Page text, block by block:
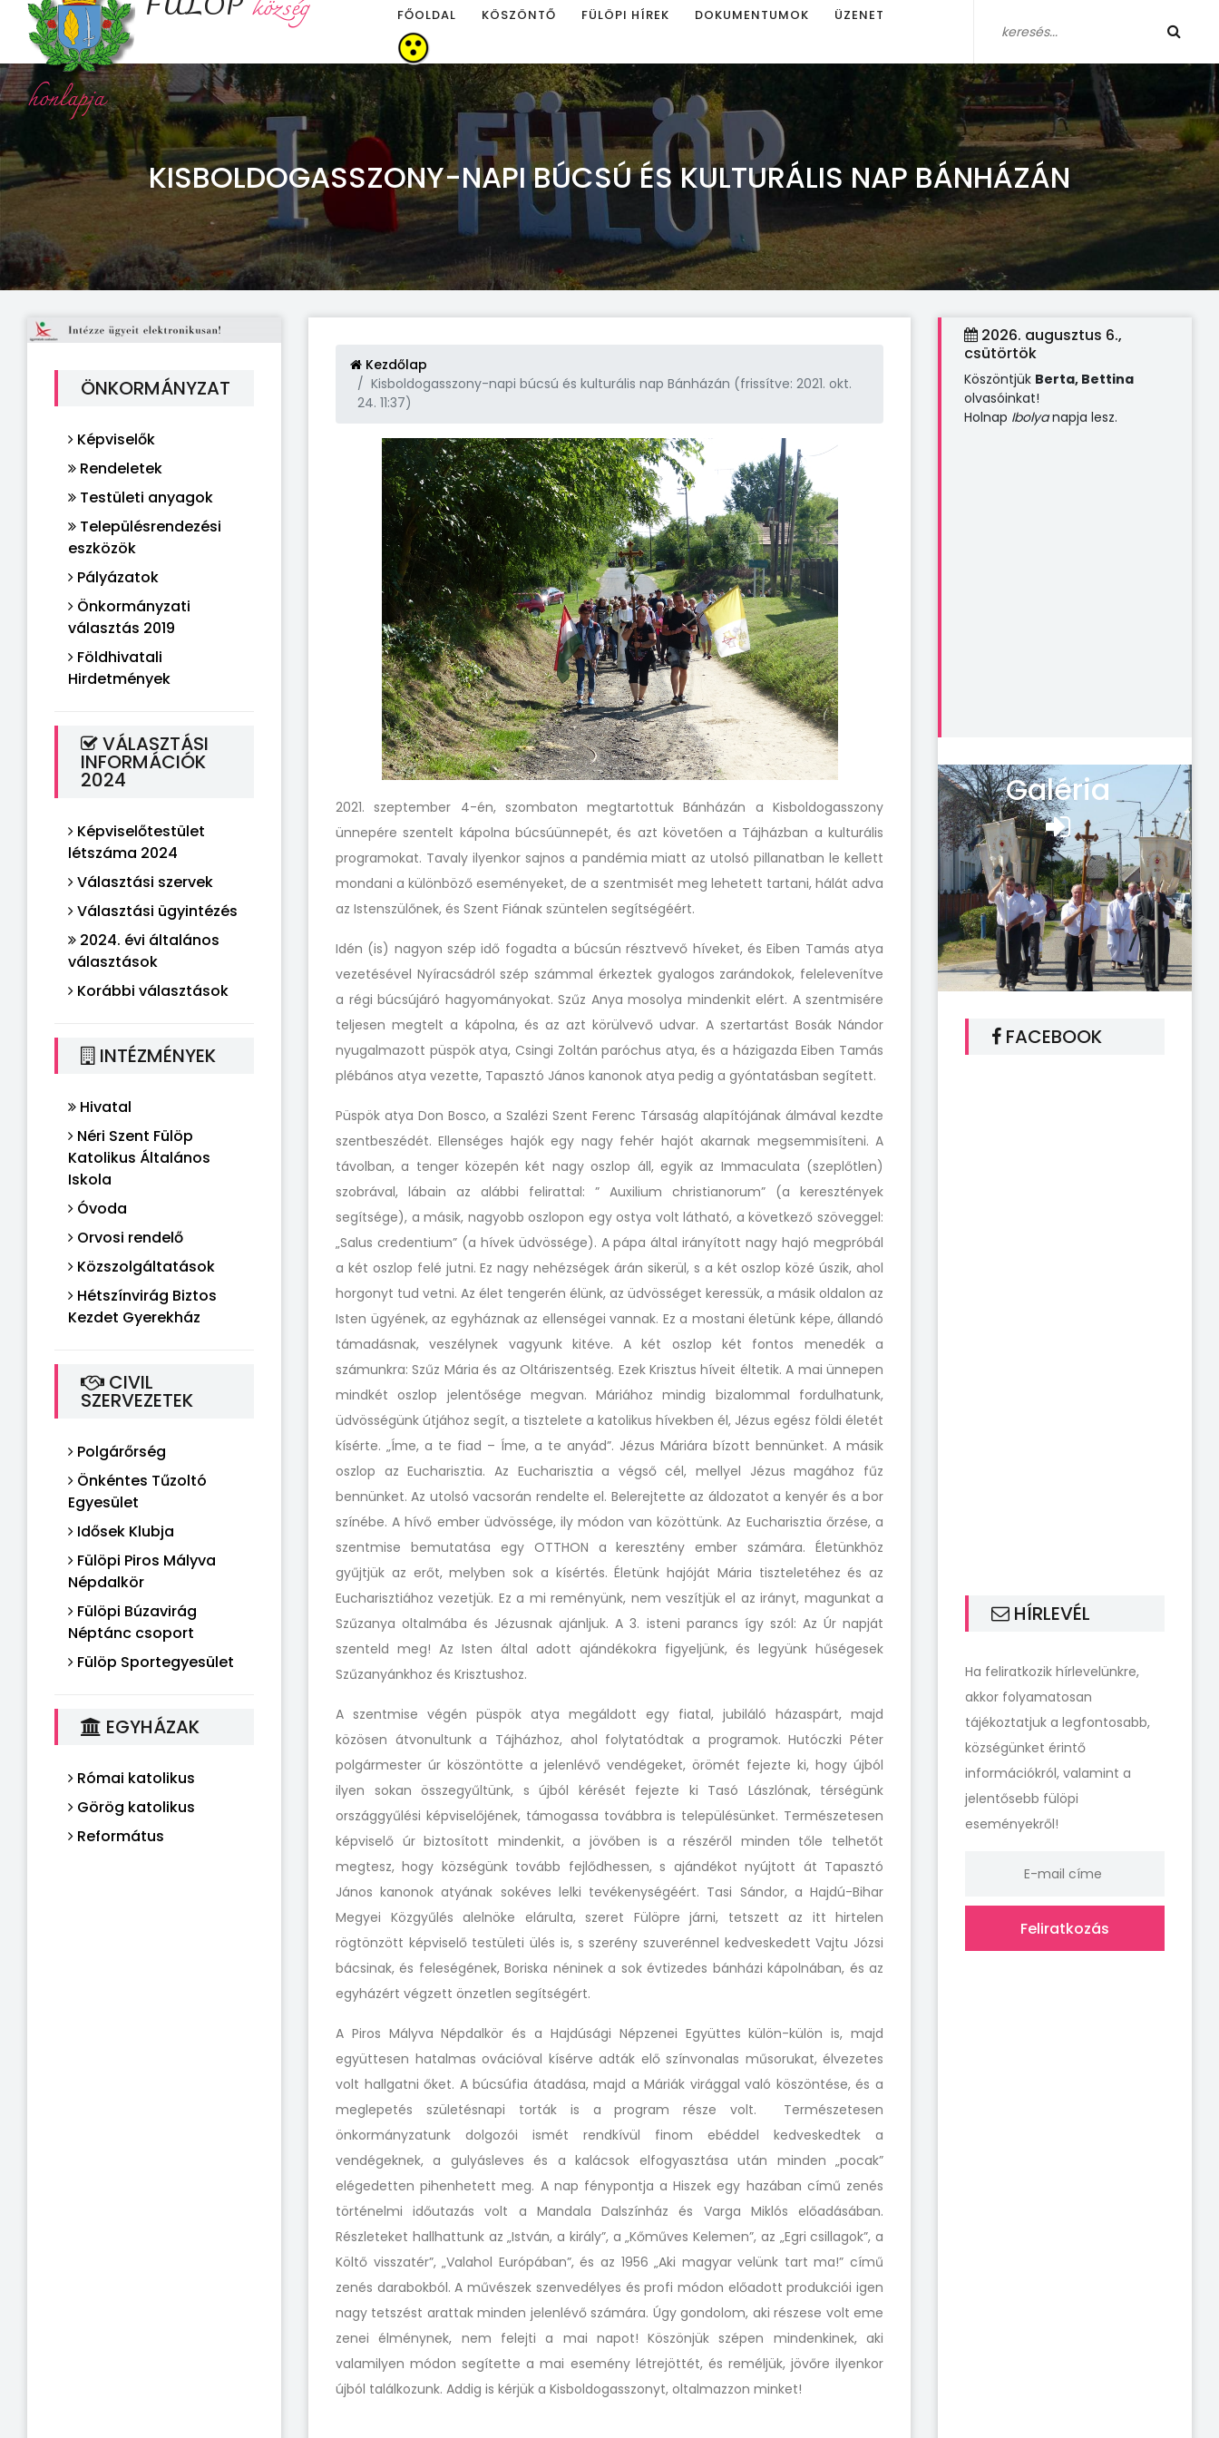
község
honlapja
FŐOLDAL KÖSZÖNTŐ FÜLÖPI HÍREK DOKUMENTUMOK ÜZENET
KISBOLDOGASSZONY-NAPI BÚCSÚ ÉS KULTURÁLIS NAP BÁNHÁZÁN
ÖNKORMÁNYZAT
Képviselők
Rendeletek
Testületi anyagok
Településrendezési
eszközök
Pályázatok
Önkormányzati
választás 2019
Földhivatali
Hirdetmények
VÁLASZTÁSI
INFORMÁCIÓK
2024
Képviselőtestület
létszáma 2024
Választási szervek
Választási ügyintézés
2024. évi általános
választások
Korábbi választások
INTÉZMÉNYEK
Hivatal
Néri Szent Fülöp
Katolikus Általános
Iskola
Óvoda
Orvosi rendelő
Közszolgáltatások
Hétszínvirág Biztos
Kezdet Gyerekház
CIVIL
SZERVEZETEK
Polgárőrség
Önkéntes Tűzoltó
Egyesület
Idősek Klubja
Fülöpi Piros Mályva
Népdalkör
Fülöpi Búzavirág
Néptánc csoport
Fülöp Sportegyesület
EGYHÁZAK
Római katolikus
Görög katolikus
Református
Kezdőlap
Kisboldogasszony-napi búcsú és kulturális nap Bánházán (frissítve: 2021. okt.
24. 11:37)
2021. szeptember 4-én, szombaton megtartottuk Bánházán a Kisboldogasszony
ünnepére szentelt kápolna búcsúünnepét, és azt követően a Tájházban a kulturális
programokat. Tavaly ilyenkor sajnos a pandémia miatt az utolsó pillanatban le kellett
mondani a különböző eseményeket, de a szentmisét meg lehetett tartani, hálát adva
az Istenszülőnek, és Szent Fiának szüntelen segítségéért.
Idén (is) nagyon szép idő fogadta a búcsún résztvevő híveket, és Eiben Tamás atya
vezetésével Nyíracsádról szép számmal érkeztek gyalogos zarándokok, felelevenítve
a régi búcsújáró hagyományokat. Szűz Anya mosolya mindenkit elért. A szentmisére
teljesen megtelt a kápolna, és az azt körülvevő udvar. A szertartást Bosák Nándor
nyugalmazott püspök atya, Csingi Zoltán paróchus atya, és a házigazda Eiben Tamás
plébános atya vezette, Tapasztó János kanonok atya pedig a gyóntatásban segített.
Püspök atya Don Bosco, a Szalézi Szent Ferenc Társaság alapítójának álmával kezdte
szentbeszédét. Ellenséges hajók egy nagy fehér hajót akarnak megsemmisíteni. A
távolban, a tenger közepén két nagy oszlop áll, egyik az Immaculata (szeplőtlen)
szobrával, lábain az alábbi felirattal: ” Auxilium christianorum” (a keresztények
segítsége), a másik, nagyobb oszlopon egy ostya volt látható, a következő szöveggel:
„Salus credentium” (a hívek üdvössége). A pápa által irányított nagy hajó megpróbál
a két oszlop felé jutni. Ez nagy nehézségek árán sikerül, s a két oszlop közé úszik, ahol
horgonyt tud vetni. Az élet tengerén élünk, az üdvösséget keressük, a másik oldalon az
Isten ügyének, az egyháznak az ellenségei vannak. Ez a mostani életünk képe, állandó
támadásnak, veszélynek vagyunk kitéve. A két oszlop két fontos menedék a
számunkra: Szűz Mária és az Oltáriszentség. Ezek Krisztus híveit éltetik. A mai ünnepen
mindkét oszlop jelentősége megvan. Máriához mindig bizalommal fordulhatunk,
üdvösségünk útjához segít, a tisztelete a katolikus hívekben él, Jézus egész földi életét
kísérte. „Íme, a te fiad – Íme, a te anyád”. Jézus Máriára bízott bennünket. A másik
oszlop az Eucharisztia. Az Eucharisztia a végső cél, mellyel Jézus magához fűz
bennünket. Az utolsó vacsorán rendelte el. Belerejtette az áldozatot a kenyér és a bor
színébe. A hívő ember üdvössége, ily módon van közöttünk. Az Eucharisztia őrzése, a
szentmise bemutatása egy OTTHON a keresztény ember számára. Életünkhöz
gyűjtjük az erőt, melyben sok a kísértés. Életünk hajóját Mária tiszteletéhez és az
Eucharisztiához vezetjük. Ez a mi reményünk, nem veszítjük el az irányt, magunkat a
Szűzanya oltalmába és Jézusnak ajánljuk. A 3. isteni parancs így szól: Az Úr napját
szenteld meg! Az Isten által adott ajándékokra figyeljünk, és legyünk hűségesek
Szűzanyánkhoz és Krisztushoz.
A szentmise végén püspök atya megáldott egy fiatal, jubiláló házaspárt, majd
közösen átvonultunk a Tájházhoz, ahol folytatódtak a programok. Hutóczki Péter
polgármester úr köszöntötte a jelenlévő vendégeket, örömét fejezte ki, hogy újból
ilyen sokan összegyűltünk, s újból kérését fejezte ki Tasó Lászlónak, térségünk
országgyűlési képviselőjének, támogassa továbbra is településünket. Természetesen
képviselő úr biztosított mindenkit, a jövőben is a részéről minden tőle telhetőt
megtesz, hogy községünk tovább fejlődhessen, s ajándékot nyújtott át Tapasztó
János kanonok atyának sokéves lelki tevékenységéért. Tasi Sándor, a Hajdú-Bihar
Megyei Közgyűlés alelnöke elárulta, szeret Fülöpre járni, tetszett az itt hirtelen
rögtönzött képviselő testületi ülés is, s szerény szuverénnel kedveskedett Vajtu Józsi
bácsinak, és feleségének, Boriska néninek a sok évtizedes bánházi kápolnában, és az
egyházért végzett önzetlen segítségért.
A Piros Mályva Népdalkör és a Hajdúsági Népzenei Együttes külön-külön is, majd
együttesen hatalmas ovációval kísérve adták elő színvonalas műsorukat, élvezetes
volt hallgatni őket. A búcsúfia átadása, majd a Máriák virággal való köszöntése, és a
meglepetés születésnapi torták is a program része volt. Természetesen
önkormányzatunk dolgozói ismét rendkívül finom ebéddel kedveskedtek a
vendégeknek, a gulyásleves és a kalácsok elfogyasztása után minden „pocak”
elégedetten pihenhetett meg. A nap fénypontja a Hiszek egy hazában című zenés
történelmi időutazás volt a Mandala Dalszínház és Varga Miklós előadásában.
Részleteket hallhattunk az „István, a király”, a „Kőműves Kelemen”, az „Egri csillagok”, a
Költő visszatér”, „Valahol Európában”, és az 1956 „Aki magyar velünk tart ma!” című
zenés darabokból. A művészek szenvedélyes és profi módon előadott produkciói igen
nagy tetszést arattak minden jelenlévő számára. Úgy gondolom, aki részese volt eme
zenei élménynek, nem felejti a mai napot! Köszönjük szépen mindenkinek, aki
valamilyen módon segítette a mai esemény létrejöttét, és reméljük, jövőre ilyenkor
újból találkozunk. Addig is kérjük a Kisboldogasszonyt, oltalmazzon minket!
2026. augusztus 6.,
csütörtök
Köszöntjük Berta, Bettina
olvasóinkat!
Holnap Ibolyanapja lesz.
Galéria
FACEBOOK
HÍRLEVÉL
Ha feliratkozik hírlevelünkre,
akkor folyamatosan
tájékoztatjuk a legfontosabb,
községünket érintő
információkról, valamint a
jelentősebb fülöpi
eseményekről!
Feliratkozás